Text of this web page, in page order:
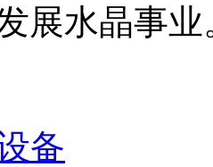
展水晶事业
备